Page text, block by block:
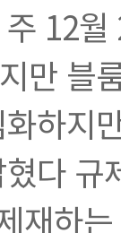
12
만 블
하지
다
재하